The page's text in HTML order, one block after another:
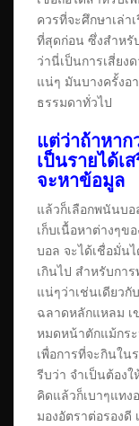
ควรที่จะศึกษาเล่า
ที่สุดก่อน ซึ่งสำหรั
ว่านี่เป็นการเสี่ย
แน่ๆ มันบางครั้งอ
ธรรมดาทั่วไป
แต่ว่าถ้าหา
เป็นรายได้เ
จะหาข้อมูล
แล้วก็เลือกพนันบอ
เก็บเนื้อหาต่างๆข
บอล จะได้เชื่อมั่น
เกินไป สำหรับกา
แน่ๆว่าเช่นเดียว
ฉลาดหลักแหลม เ
หมดหน้าตักแม้กร
เพื่อการที่จะกินใน
รีบว่า จำเป็นต้องใ
คิดแล้วก็เบาๆแท
มองอัตราต่อรอง